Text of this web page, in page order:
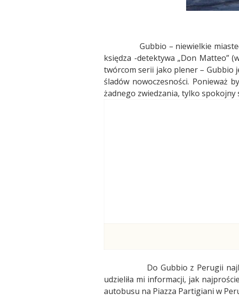
Gubbio – niewielkie
księdza -detektywa „Don Matteo”
twórcom serii jako plener – Gubbio
śladów nowoczesności. Ponieważ
żadnego zwiedzania, tylko spokojny
Do Gubbio z Perugii
udzieliła mi informacji, jak
autobusu na Piazza Partigiani w